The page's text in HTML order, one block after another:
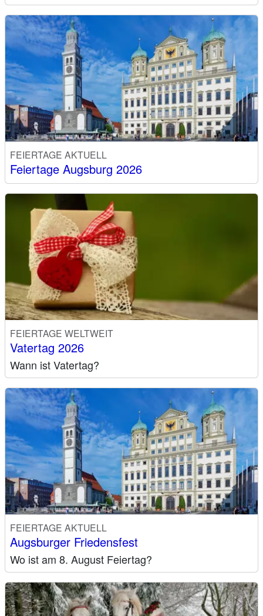
FEIERTAGE AKTUELL
Feiertage Augsburg 2026
FEIERTAGE WELTWEIT
Vatertag 2026
Wann ist Vatertag?
FEIERTAGE AKTUELL
Augsburger Friedensfest
Wo ist am 8. August Feiertag?